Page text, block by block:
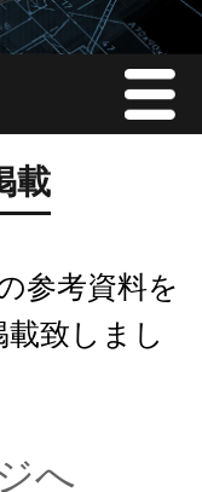
Menu
載
参考資料を
致しまし
へ